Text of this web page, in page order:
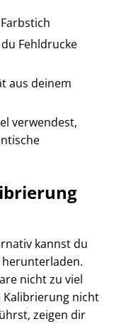
Fehldrucke
aus deinem
verwendest,
kannst du
nicht zu viel
Kalibrierung nicht
zeigen dir